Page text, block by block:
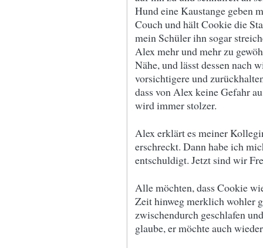
Hund eine Kaustange geben
Couch und hält Cookie die
mein Schüler ihn sogar
Alex mehr und mehr zu
Nähe, und lässt dessen nach
vorsichtigere und
dass von Alex keine Gefahr
wird immer stolzer.
Alex erklärt es meiner
erschreckt. Dann habe ich
entschuldigt. Jetzt sind wir
Alle möchten, dass Cookie
Zeit hinweg merklich wohler
zwischendurch geschlafen
glaube, er möchte auch